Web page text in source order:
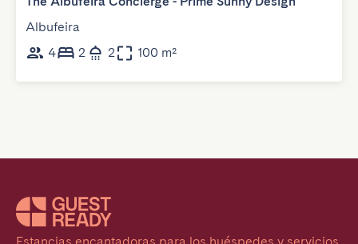
Albufeira
4
2 2 100 m²